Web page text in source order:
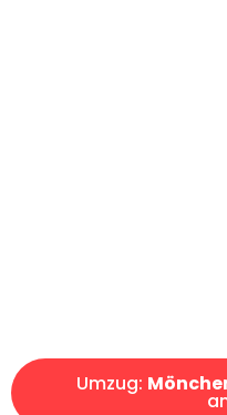
Umzug: